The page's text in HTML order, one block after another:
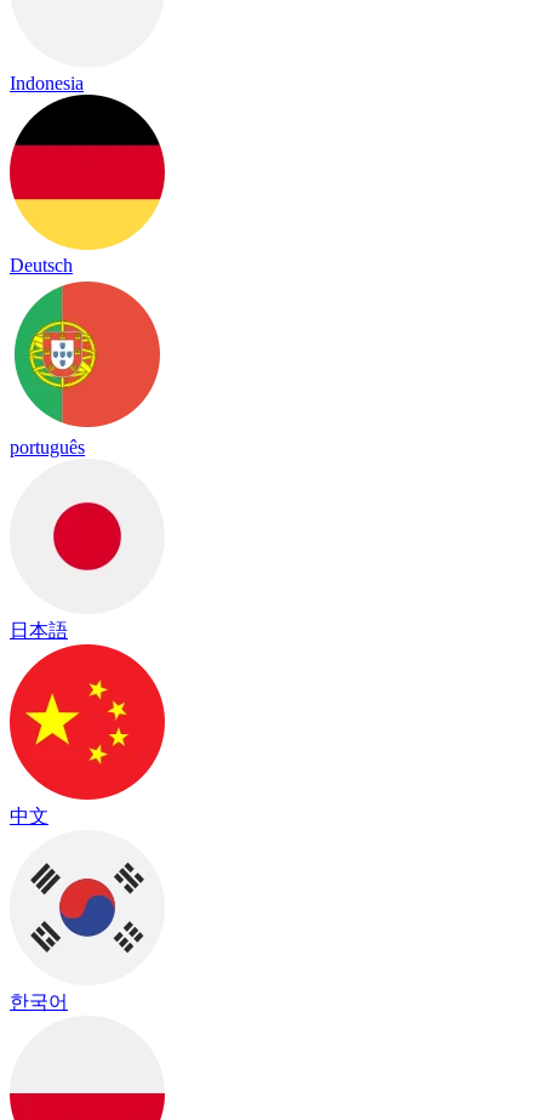
Indonesia
Deutsch
português
日本語
中文
한국어